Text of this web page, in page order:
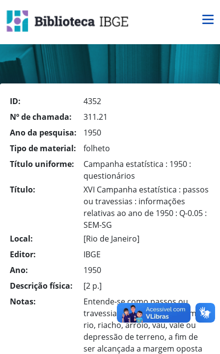
ID:
4352
Nº de chamada:
311.21
Ano da pesquisa:
1950
Tipo de material:
folheto
Título uniforme:
Campanha estatística : 1950 :
questionários
Título:
XVI Campanha estatística : passos
ou travessias : informações
relativas ao ano de 1950 : Q-0.05 :
SEM-SG
Local:
[Rio de Janeiro]
Editor:
IBGE
Ano:
1950
Descrição física:
[2 p.]
Notas:
Entende-se como passos ou
travessias a passagem por um
rio, riacho, arrôio, vau, vale ou
depressão de terreno, a fim de
ser alcançada a margem oposta